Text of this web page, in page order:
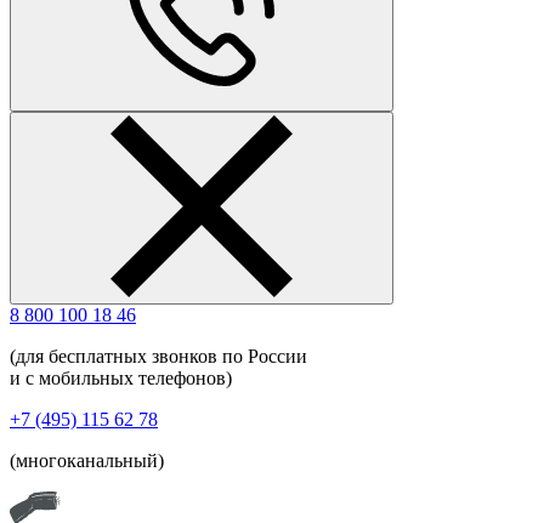
8 800 100 18 46
(для бесплатных звонков по России
и с мобильных телефонов)
+7 (495) 115 62 78
(многоканальный)